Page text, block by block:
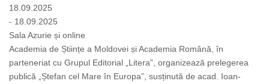
18.09.2025
- 18.09.2025
Sala Azurie și online
Academia de Științe a Moldovei și Academia Română, în
parteneriat cu Grupul Editorial „Litera”, organizează prelegerea
publică „Ștefan cel Mare în Europa”, susținută de acad. Ioan-